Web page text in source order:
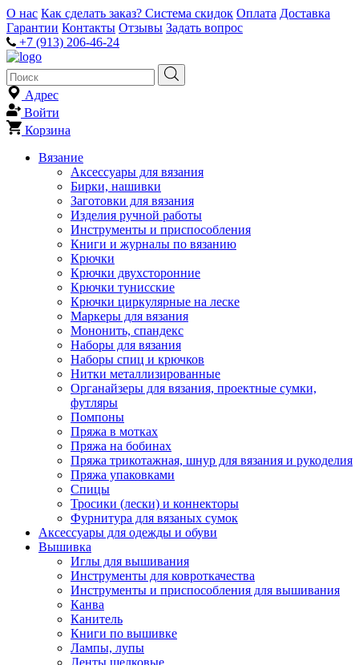
О нас Как сделать заказ? Система скидок Оплата Доставка
Гарантии Контакты Отзывы Задать вопрос
+7 (913) 206-46-24
Адрес
Войти
Корзина
Вязание
Аксессуары для вязания
Бирки, нашивки
Заготовки для вязания
Изделия ручной работы
Инструменты и приспособления
Книги и журналы по вязанию
Крючки
Крючки двухсторонние
Крючки тунисские
Крючки циркулярные на леске
Маркеры для вязания
Мононить, спандекс
Наборы для вязания
Наборы спиц и крючков
Нитки металлизированные
Органайзеры для вязания, проектные сумки,
футляры
Помпоны
Пряжа в мотках
Пряжа на бобинах
Пряжа трикотажная, шнур для вязания и рукоделия
Пряжа упаковками
Спицы
Тросики (лески) и коннекторы
Фурнитура для вязаных сумок
Аксессуары для одежды и обуви
Вышивка
Иглы для вышивания
Инструменты для ковроткачества
Инструменты и приспособления для вышивания
Канва
Канитель
Книги по вышивке
Лампы, лупы
Ленты шелковые